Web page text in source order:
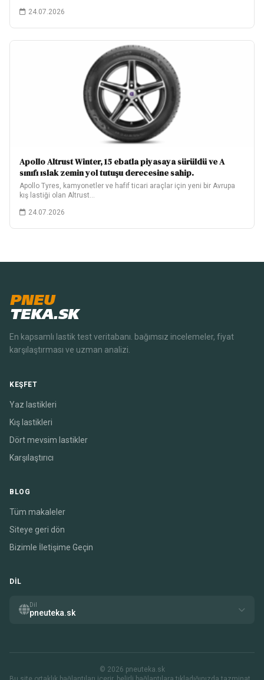
24.07.2026
Apollo Altrust Winter, 15 ebatla piyasaya sürüldü ve A
sınıfı ıslak zemin yol tutuşu derecesine sahip.
Apollo Tyres, kamyonetler ve hafif ticari araçlar için yeni bir Avrupa
kış lastiği olan Altrust…
24.07.2026
PNEU
TEKA.SK
En kapsamlı lastik test veritabanı. bağımsız incelemeler, fiyat
karşılaştırması ve uzman analizi.
KEŞFET
Yaz lastikleri
Kış lastikleri
Dört mevsim lastikler
Karşılaştırıcı
BLOG
Tüm makaleler
Siteye geri dön
Bizimle İletişime Geçin
DIL
Dil
pneuteka.sk
© 2026 pneuteka.sk